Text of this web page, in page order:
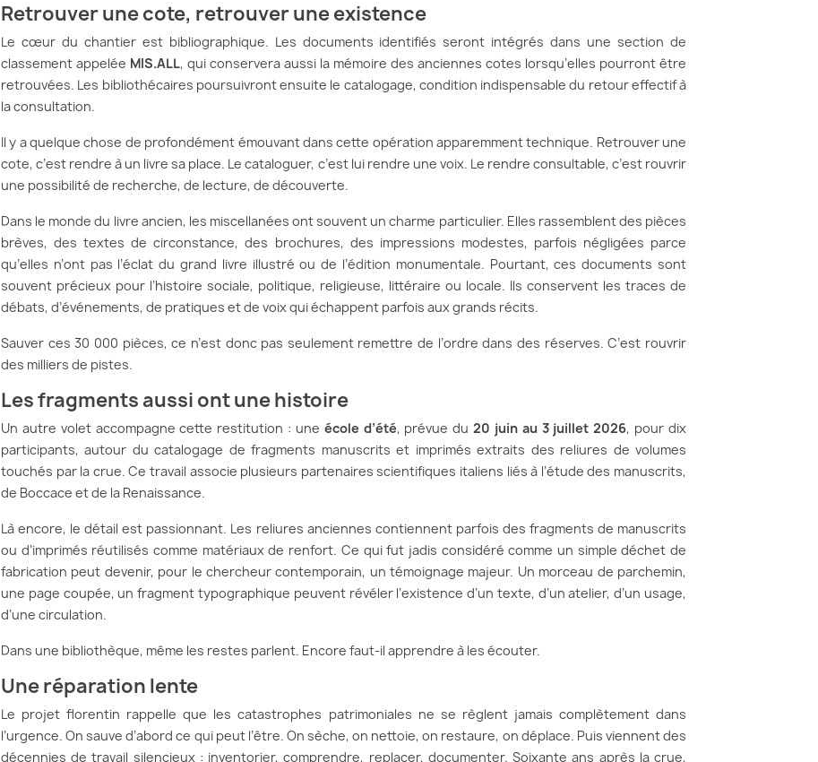
Retrouver une cote, retrouver une existence
Le cœur du chantier est bibliographique. Les documents identifiés seront intégrés dans une section de
classement appelée MIS.ALL, qui conservera aussi la mémoire des anciennes cotes lorsqu’elles pourront être
retrouvées. Les bibliothécaires poursuivront ensuite le catalogage, condition indispensable du retour effectif à
la consultation.
Il y a quelque chose de profondément émouvant dans cette opération apparemment technique. Retrouver une
cote, c’est rendre à un livre sa place. Le cataloguer, c’est lui rendre une voix. Le rendre consultable, c’est rouvrir
une possibilité de recherche, de lecture, de découverte.
Dans le monde du livre ancien, les miscellanées ont souvent un charme particulier. Elles rassemblent des pièces
brèves, des textes de circonstance, des brochures, des impressions modestes, parfois négligées parce
qu’elles n’ont pas l’éclat du grand livre illustré ou de l’édition monumentale. Pourtant, ces documents sont
souvent précieux pour l’histoire sociale, politique, religieuse, littéraire ou locale. Ils conservent les traces de
débats, d’événements, de pratiques et de voix qui échappent parfois aux grands récits.
Sauver ces 30 000 pièces, ce n’est donc pas seulement remettre de l’ordre dans des réserves. C’est rouvrir
des milliers de pistes.
Les fragments aussi ont une histoire
Un autre volet accompagne cette restitution : une école d’été, prévue du20 juin au 3 juillet 2026, pour dix
participants, autour du catalogage de fragments manuscrits et imprimés extraits des reliures de volumes
touchés par la crue. Ce travail associe plusieurs partenaires scientifiques italiens liés à l’étude des manuscrits,
de Boccace et de la Renaissance.
Là encore, le détail est passionnant. Les reliures anciennes contiennent parfois des fragments de manuscrits
ou d’imprimés réutilisés comme matériaux de renfort. Ce qui fut jadis considéré comme un simple déchet de
fabrication peut devenir, pour le chercheur contemporain, un témoignage majeur. Un morceau de parchemin,
une page coupée, un fragment typographique peuvent révéler l’existence d’un texte, d’un atelier, d’un usage,
d’une circulation.
Dans une bibliothèque, même les restes parlent. Encore faut-il apprendre à les écouter.
Une réparation lente
Le projet florentin rappelle que les catastrophes patrimoniales ne se règlent jamais complètement dans
l’urgence. On sauve d’abord ce qui peut l’être. On sèche, on nettoie, on restaure, on déplace. Puis viennent des
décennies de travail silencieux : inventorier, comprendre, replacer, documenter. Soixante ans après la crue,